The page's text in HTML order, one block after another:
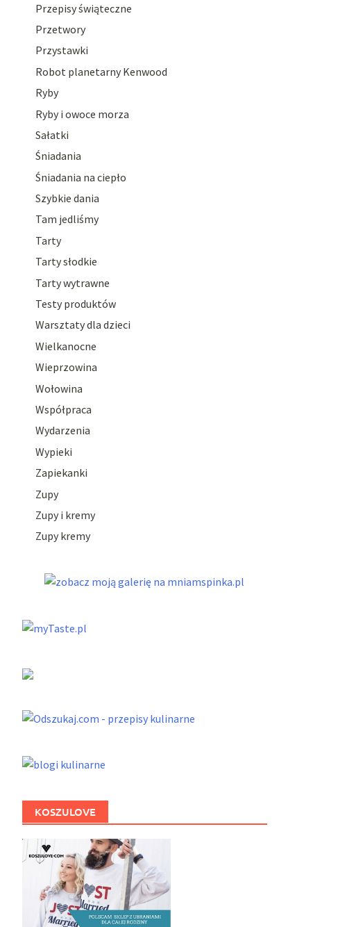
Przepisy świąteczne
Przetwory
Przystawki
Robot planetarny Kenwood
Ryby
Ryby i owoce morza
Sałatki
Śniadania
Śniadania na ciepło
Szybkie dania
Tam jedliśmy
Tarty
Tarty słodkie
Tarty wytrawne
Testy produktów
Warsztaty dla dzieci
Wielkanocne
Wieprzowina
Wołowina
Współpraca
Wydarzenia
Wypieki
Zapiekanki
Zupy
Zupy i kremy
Zupy kremy
KOSZULOVE